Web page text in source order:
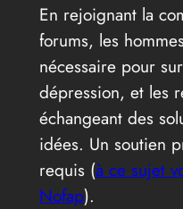
En rejoignant la
forums, les
nécessaire pour
dépression, et les
échangeant des
idées. Un soutien
requis (à ce sujet
Nofap).